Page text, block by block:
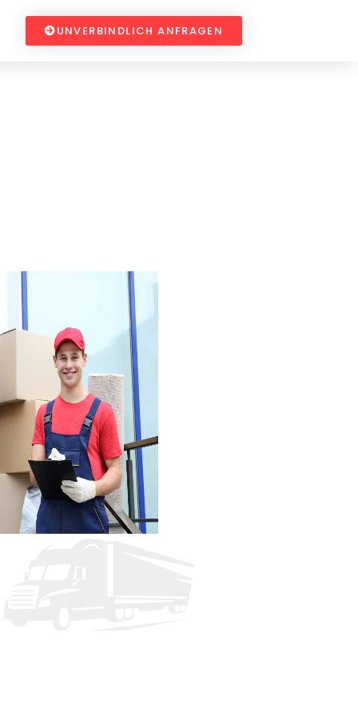
UNVERBINDLICH ANFRAGEN